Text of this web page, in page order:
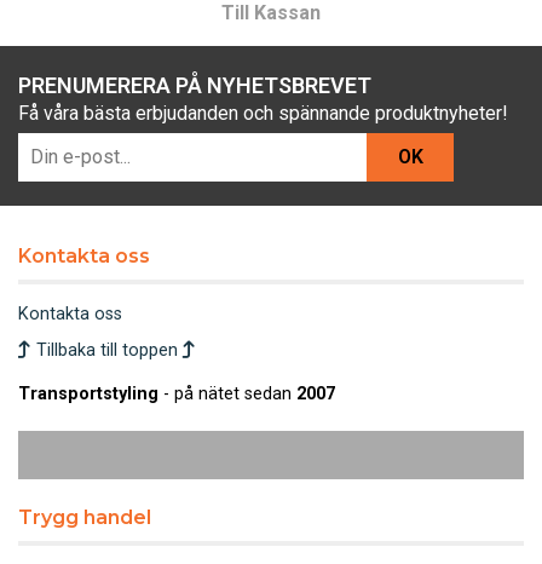
Till Kassan
PRENUMERERA PÅ NYHETSBREVET
Få våra bästa erbjudanden och spännande produktnyheter!
OK
Kontakta oss
Kontakta oss
Tillbaka till toppen
Transportstyling - på nätet sedan 2007
Trygg handel